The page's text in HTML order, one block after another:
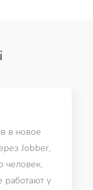
в новое
Jobber,
человек,
работают у